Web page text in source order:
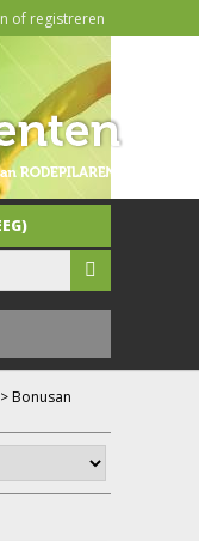
of registreren
> Bonusan